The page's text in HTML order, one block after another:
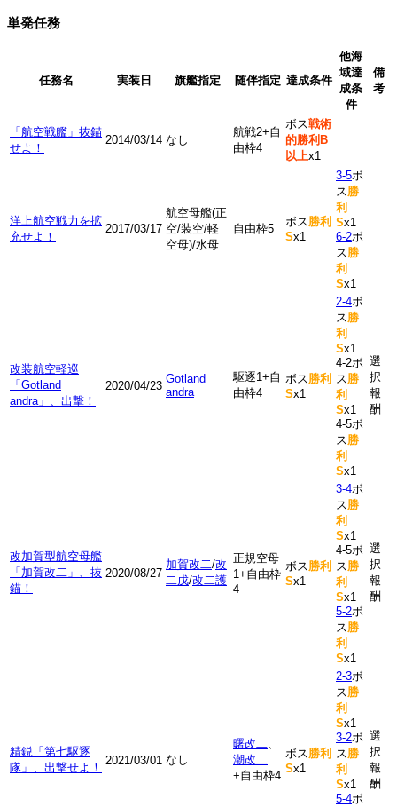
単発任務
任務名 実装日 旗艦指定 随伴指定 達成条件
他海
域達
成条
件
備
考
「航空戦艦」抜錨
せよ！
2014/03/14 なし
航戦2+自
由枠4
ボス戦術
的勝利B
以上x1
洋上航空戦力を拡
充せよ！
2017/03/17
航空母艦(正
空/装空/軽
空母)/水母
自由枠5
ボス勝利
Sx1
3-5ボ
ス勝
利
Sx1
6-2ボ
ス勝
利
Sx1
改装航空軽巡
「Gotland
andra」、出撃！
2020/04/23
Gotland
andra
駆逐1+自
由枠4
ボス勝利
Sx1
2-4ボ
ス勝
利
Sx1
4-2ボ
ス勝
利
Sx1
4-5ボ
ス勝
利
Sx1
選
択
報
酬
改加賀型航空母艦
「加賀改二」、抜
錨！
2020/08/27
加賀改二/改
二戊/改二護
正規空母
1+自由枠
4
ボス勝利
Sx1
3-4ボ
ス勝
利
Sx1
4-5ボ
ス勝
利
Sx1
5-2ボ
ス勝
利
Sx1
選
択
報
酬
精鋭「第七駆逐
隊」、出撃せよ！
2021/03/01 なし
曙改二、
潮改二
+自由枠4
ボス勝利
Sx1
2-3ボ
ス勝
利
Sx1
3-2ボ
ス勝
利
Sx1
5-4ボ
選
択
報
酬